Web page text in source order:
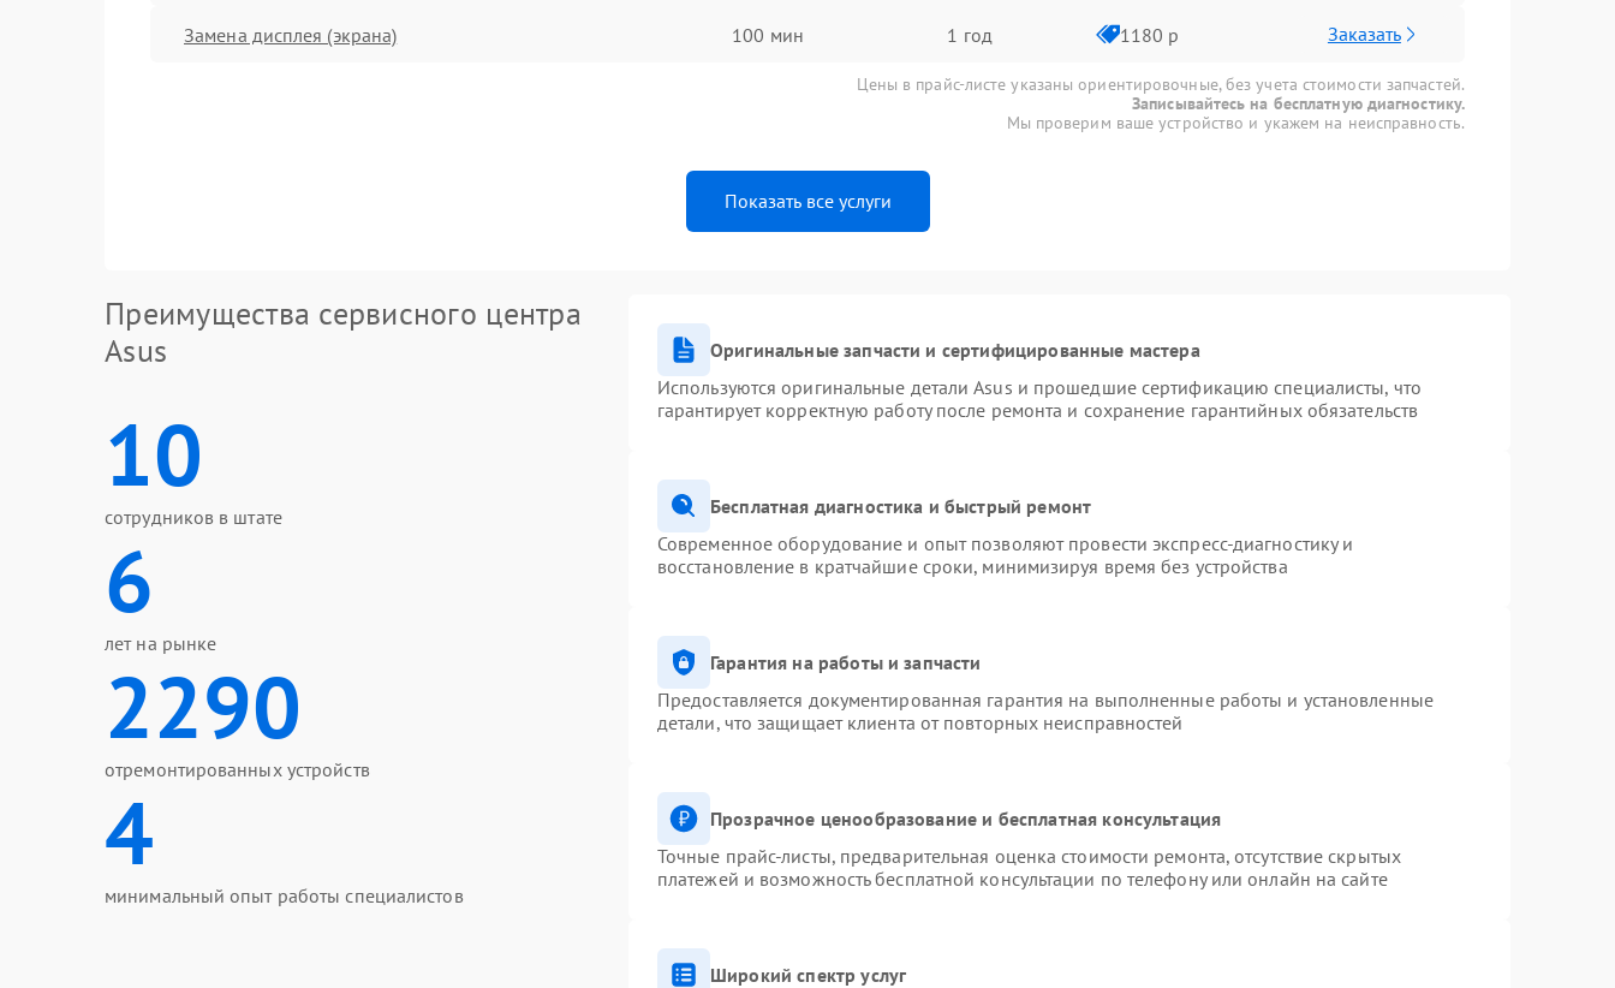
Замена дисплея (экрана) 100 мин 1 год 1180 р Заказать
Цены в прайс-листе указаны ориентировочные, без учета стоимости запчастей.
Записывайтесь на бесплатную диагностику.
Мы проверим ваше устройство и укажем на неисправность.
Показать все услуги
Преимущества сервисного центра
Asus
10
сотрудников в штате
6
лет на рынке
2290
отремонтированных устройств
4
минимальный опыт работы специалистов
Оригинальные запчасти и сертифицированные мастера
Используются оригинальные детали Asus и прошедшие сертификацию специалисты, что
гарантирует корректную работу после ремонта и сохранение гарантийных обязательств
Бесплатная диагностика и быстрый ремонт
Современное оборудование и опыт позволяют провести экспресс-диагностику и
восстановление в кратчайшие сроки, минимизируя время без устройства
Гарантия на работы и запчасти
Предоставляется документированная гарантия на выполненные работы и установленные
детали, что защищает клиента от повторных неисправностей
Прозрачное ценообразование и бесплатная консультация
Точные прайс-листы, предварительная оценка стоимости ремонта, отсутствие скрытых
платежей и возможность бесплатной консультации по телефону или онлайн на сайте
Широкий спектр услуг